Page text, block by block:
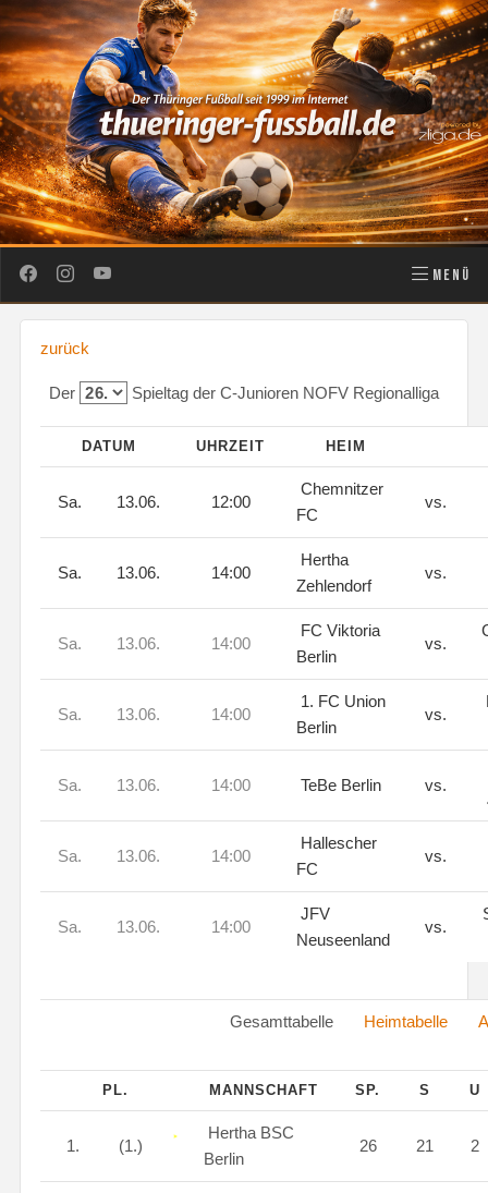
MENÜ
zurück
Der Spieltag der C-Junioren NOFV Regionalliga
DATUM UHRZEIT HEIM
Sa. 13.06. 12:00
Chemnitzer
FC
vs.
Sa. 13.06. 14:00
Hertha
Zehlendorf
vs.
Sa. 13.06. 14:00
FC Viktoria
Berlin
vs.
Sa. 13.06. 14:00
1. FC Union
Berlin
vs.
Sa. 13.06. 14:00 TeBe Berlin vs.
Sa. 13.06. 14:00
Hallescher
FC
vs.
Sa. 13.06. 14:00
JFV
Neuseenland
vs.
Gesamttabelle Heimtabelle
PL. MANNSCHAFT SP. S U
1. (1.)
Hertha BSC
Berlin
26 21 2